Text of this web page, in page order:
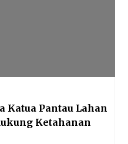
Katua Pantau Lahan
Ketahanan